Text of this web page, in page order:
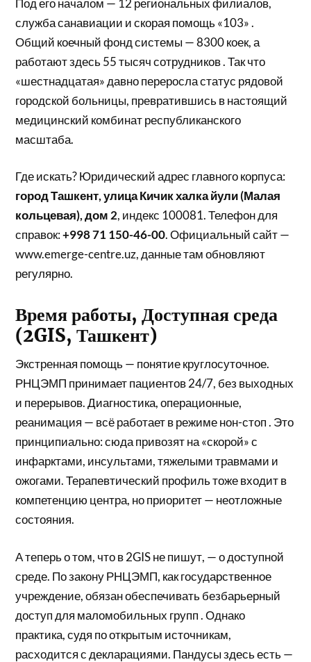
служба санавиации и скорая помощь «103» .
Общий коечный фонд системы — 8300 коек, а
работают здесь 55 тысяч сотрудников . Так что
«шестнадцатая» давно переросла статус рядовой
городской больницы, превратившись в настоящий
медицинский комбинат республиканского
масштаба.
Где искать? Юридический адрес главного корпуса:
город Ташкент, улица Кичик халка йули (Малая
кольцевая), дом 2, индекс 100081. Телефон для
справок:+998 71 150-46-00. Официальный сайт —
www.emerge-centre.uz, данные там обновляют
регулярно.
Время работы, Доступная среда
(2GIS, Ташкент)
Экстренная помощь — понятие круглосуточное.
РНЦЭМП принимает пациентов 24/7, без выходных
и перерывов. Диагностика, операционные,
реанимация — всё работает в режиме нон-стоп . Это
принципиально: сюда привозят на «скорой» с
инфарктами, инсультами, тяжелыми травмами и
ожогами. Терапевтический профиль тоже входит в
компетенцию центра, но приоритет — неотложные
состояния.
А теперь о том, что в 2GIS не пишут, — о доступной
среде. По закону РНЦЭМП, как государственное
учреждение, обязан обеспечивать безбарьерный
доступ для маломобильных групп . Однако
практика, судя по открытым источникам,
расходится с декларациями. Пандусы здесь есть —